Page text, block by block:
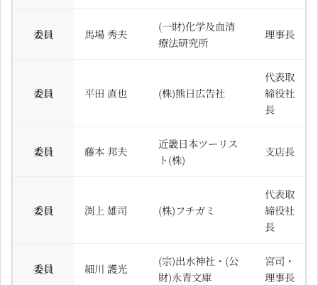
委員 馬場 秀夫
(一財)化学及血清
療法研究所
理事長
委員 平田 直也 (株)熊日広告社
代表取
締役社
長
委員 藤本 邦夫
近畿日本ツーリス
ト(株)
支店長
委員 渕上 雄司 (株)フチガミ
代表取
締役社
長
委員 細川 護光
(宗)出水神社・(公
財)永青文庫
宮司・
理事長